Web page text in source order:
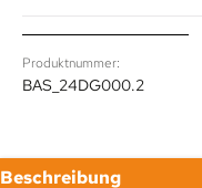
Produktnummer:
BAS_24DG000.2
Beschreibung